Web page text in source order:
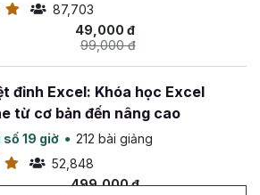
87,703
49,000 đ
99,000 đ
đỉnh Excel: Khóa học Excel
từ cơ bản đến nâng cao
số 19 giờ
212 bài giảng
52,848
499,000 đ